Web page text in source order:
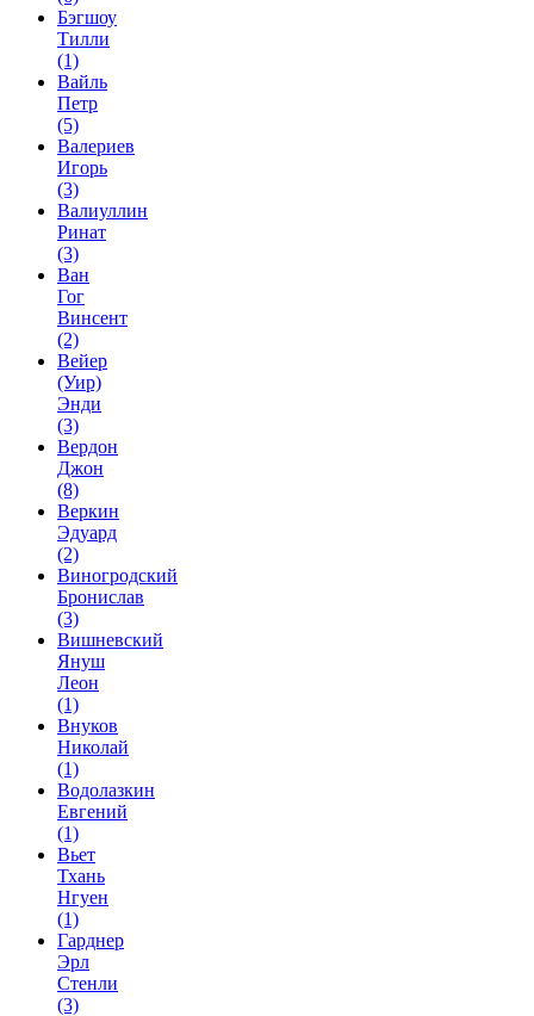
Бэгшоу
Тилли
(1)
Вайль
Петр
(5)
Валериев
Игорь
(3)
Валиуллин
Ринат
(3)
Ван
Гог
Винсент
(2)
Вейер
(Уир)
Энди
(3)
Вердон
Джон
(8)
Веркин
Эдуард
(2)
Виногродский
Бронислав
(3)
Вишневский
Януш
Леон
(1)
Внуков
Николай
(1)
Водолазкин
Евгений
(1)
Вьет
Тхань
Нгуен
(1)
Гарднер
Эрл
Стенли
(3)